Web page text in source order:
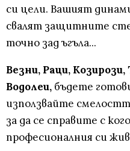
си цели. Вашият
свалят защитните
точно зад ъгъла...
Везни, Раци,
Водолеи, бъдете
използвайте
за да се справите с
професионалния си